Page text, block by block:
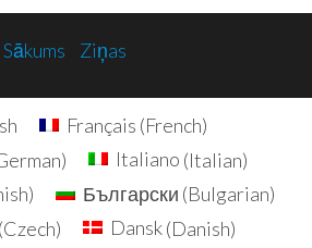
Sākums Ziņas
Français (French)
) Italiano (Italian)
) Български (Bulgarian)
(Czech) Dansk(Danish)